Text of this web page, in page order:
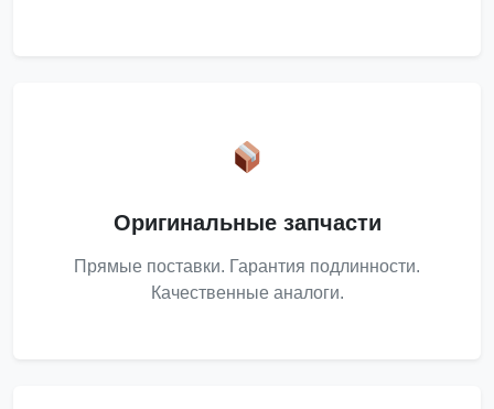
Оригинальные запчасти
Прямые поставки. Гарантия подлинности.
Качественные аналоги.